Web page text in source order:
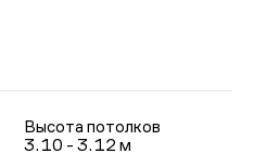
Высота потолков
3.10 - 3.12 м